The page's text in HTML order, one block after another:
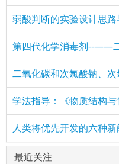
弱酸判断的实验设计思
第四代化学消毒剂--——
二氧化碳和次氯酸钠、
学法指导：《物质结构
人类将优先开发的六种
最近关注